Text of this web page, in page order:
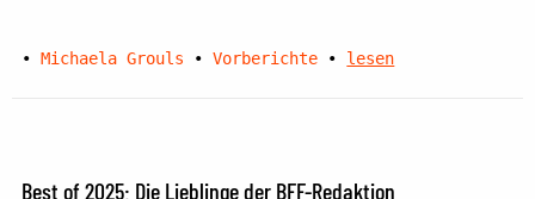
• Michaela Grouls • Vorberichte • lesen
Best of 2025: Die Lieblinge der BFF-Redaktion